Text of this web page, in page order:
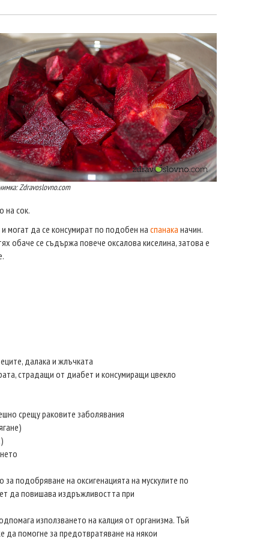
Zdravoslovno.com
на сок.
и могат да се консумират по подобен на спанака начин.
обаче се съдържа повече оксалова киселина, затова е
далака и жлъчката
страдащи от диабет и консумиращи цвекло
срещу раковите заболявания
подобряване на оксигенацията на мускулите по
да повишава издръжливостта при
използването на калция от организма. Тъй
да помогне за предотвратяване на някои